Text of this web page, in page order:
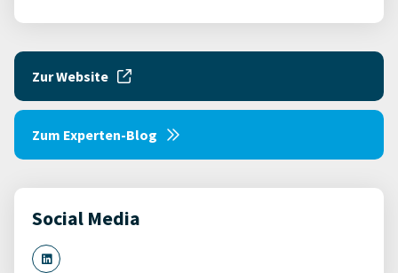
Zur Website
Zum Experten-Blog
Social Media